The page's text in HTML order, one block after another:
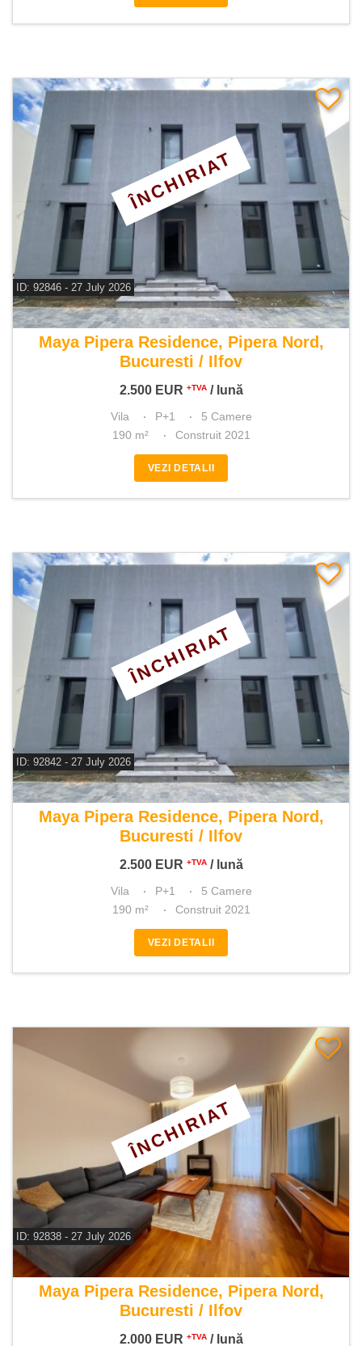
ID: 92846 - 27 July 2026
De inchiriat vila 5 camere
Maya Pipera Residence, Pipera Nord,
Bucuresti / Ilfov
2.500 EUR +TVA/ lună
ÎNCHIRIAT
Vila P+1
5 Camere
190 m²
Construit 2021
VEZI DETALII
ID: 92842 - 27 July 2026
De inchiriat vila 5 camere
Maya Pipera Residence, Pipera Nord,
Bucuresti / Ilfov
2.500 EUR +TVA/ lună
ÎNCHIRIAT
Vila P+1
5 Camere
190 m²
Construit 2021
VEZI DETALII
ID: 92838 - 27 July 2026
De inchiriat casa 5 camere
Maya Pipera Residence, Pipera Nord,
Bucuresti / Ilfov
2.000 EUR +TVA/ lună
ÎNCHIRIAT